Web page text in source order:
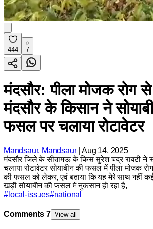
444 7
मंदसौर: पीला मोजक रोग
मंदसौर के किसान ने
फसल पर चलाया रोटावेटर
Mandsaur, Mandsaur
Aug 14, 2025
मंदसौर जिले के सीतामऊ के किस सुरेश चंद्र रावटी ने
चलाया रोटावेटर सोयाबीन की फसल में पीला मोजक रोग
की फसल को लेकर, एवं बताया कि यह मेरे साथ नहीं
खड़ी सोयाबीन की फसल में नुकसान हो रहा है,
# local-issues#national
Comments 7 View all